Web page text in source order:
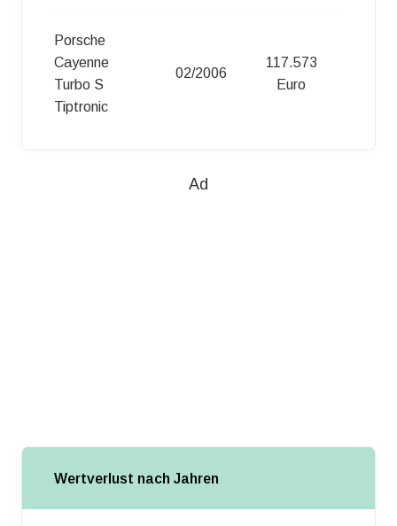
Porsche
Cayenne
Turbo S
Tiptronic
02/2006
117.573
Euro
Ad
Wertverlust nach Jahren